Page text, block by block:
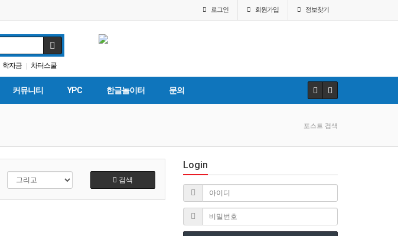
로그인 회원가입 정보찾기
학자금 | 차터스쿨
| 봉사활동
커뮤니티 YPC 한글놀이터 문의
포스트 검색
검색
Login